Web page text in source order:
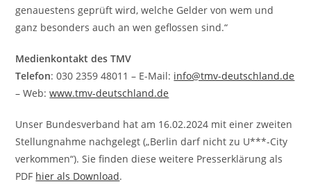
genauestens geprüft wird, welche Gelder von wem und
ganz besonders auch an wen geflossen sind.“
Medienkontakt des TMV
Telefon: 030 2359 48011 – E-Mail: info@tmv-deutschland.de
– Web:www.tmv-deutschland.de
Unser Bundesverband hat am 16.02.2024 mit einer zweiten
Stellungnahme nachgelegt („Berlin darf nicht zu U***-City
verkommen“). Sie finden diese weitere Presserklärung als
PDF hier als Download.